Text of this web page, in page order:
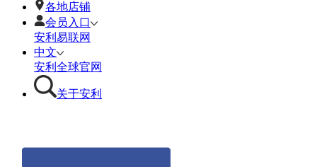
各地店铺
会员入口
安利易联网
中文
安利全球官网
关于安利